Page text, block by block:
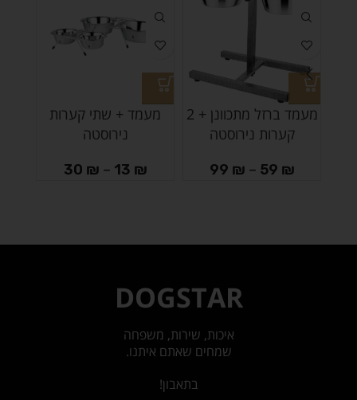
מעמד ברזל מתכוונן + 2
קערות נירוסטה
59 ₪
–
99 ₪
מעמד + שתי קערות
נירוסטה
13 ₪
–
30 ₪
DOGSTAR
איכות, שירות, משפחה
שמחים שאתם איתנו.
בתאבון!